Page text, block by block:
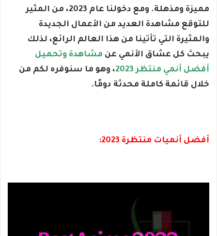
مميزة ومذهلة. ومع دخولنا عام 2023، من المثير
للتوقع مشاهدة العديد من الأعمال الجديدة
والمثيرة التي تأتينا من هذا العالم الرائع، لذلك
يبحث كل عشاق الأنمي عن مشاهدة وتحميل
أفضل أنمي منتظر 2023
، وهو ما سنوفره لكم من
خلال قائمة كاملة محدثة دومًا.
أفضل أنميات منتظرة 2023: